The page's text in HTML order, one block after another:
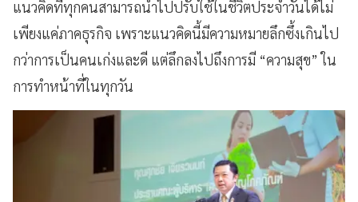
แนวคิดที่ทุกคนสามารถนำไปปรับใช้ในชีวิตประจำวันได้ไม่
เพียงแค่ภาคธุรกิจ เพราะแนวคิดนี้มีความหมายลึกซึ้งเกินไป
กว่าการเป็นคนเก่งและดี แต่ลึกลงไปถึงการมี “ความสุข” ใน
การทำหน้าที่ในทุกวัน